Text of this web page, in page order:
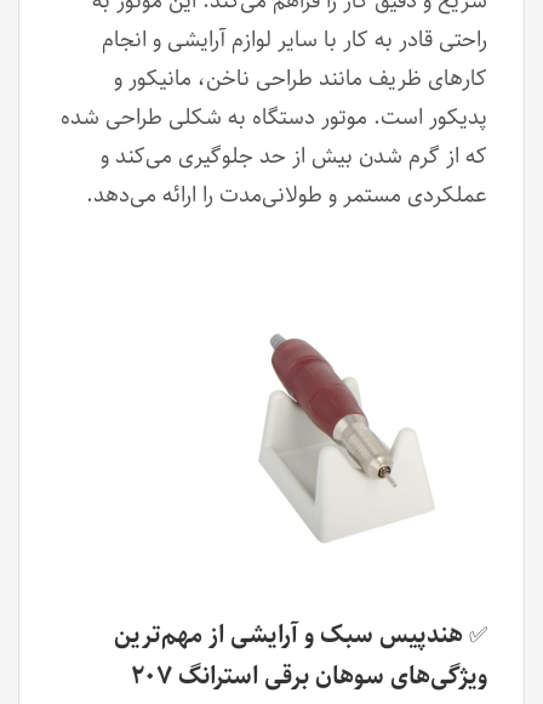
راحتی قادر به کار با سایر لوازم آرایشی و انجام
کارهای ظریف مانند طراحی ناخن، مانیکور و
پدیکور است. موتور دستگاه به شکلی طراحی شده
که از گرم شدن بیش از حد جلوگیری می‌کند و
عملکردی مستمر و طولانی‌مدت را ارائه می‌دهد.
✅هندپیس سبک و آرایشی از مهم‌ترین
ویژگی‌های سوهان برقی استرانگ ۲۰۷